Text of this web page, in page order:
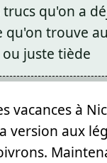
qu'on a
qu'on trouve
juste tiède
vacances à
version aux